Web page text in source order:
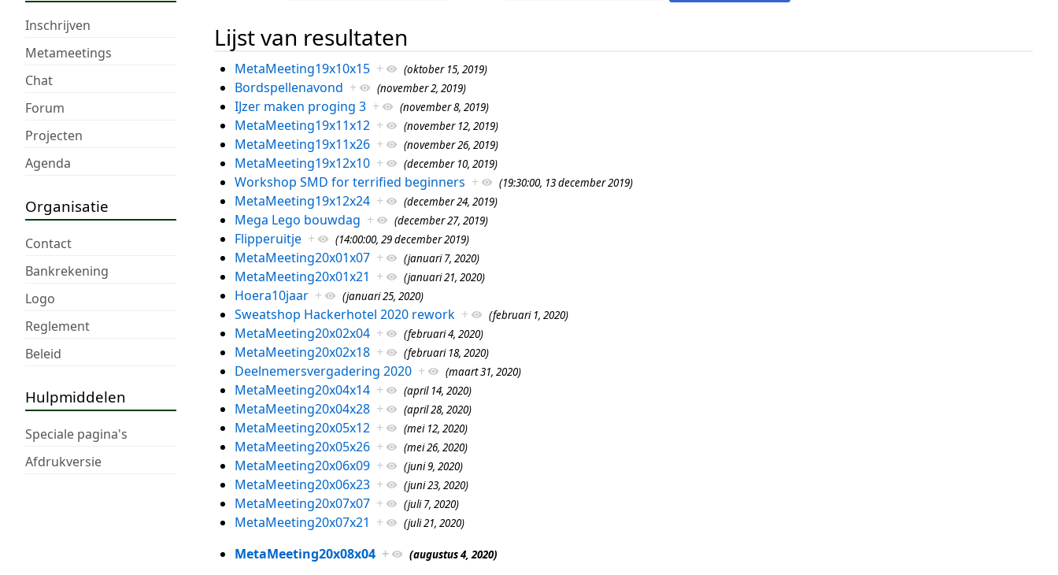
Inschrijven
Metameetings
Chat
Forum
Projecten
Agenda
Organisatie
Contact
Bankrekening
Logo
Reglement
Beleid
Hulpmiddelen
Speciale pagina's
Afdrukversie
Lijst van resultaten
MetaMeeting19x10x15 + (oktober 15, 2019)
Bordspellenavond + (november 2, 2019)
IJzer maken proging 3 + (november 8, 2019)
MetaMeeting19x11x12 + (november 12, 2019)
MetaMeeting19x11x26 + (november 26, 2019)
MetaMeeting19x12x10 + (december 10, 2019)
Workshop SMD for terrified beginners + (19:30:00, 13 december 2019)
MetaMeeting19x12x24 + (december 24, 2019)
Mega Lego bouwdag + (december 27, 2019)
Flipperuitje + (14:00:00, 29 december 2019)
MetaMeeting20x01x07 + (januari 7, 2020)
MetaMeeting20x01x21 + (januari 21, 2020)
Hoera10jaar + (januari 25, 2020)
Sweatshop Hackerhotel 2020 rework + (februari 1, 2020)
MetaMeeting20x02x04 + (februari 4, 2020)
MetaMeeting20x02x18 + (februari 18, 2020)
Deelnemersvergadering 2020 + (maart 31, 2020)
MetaMeeting20x04x14 + (april 14, 2020)
MetaMeeting20x04x28 + (april 28, 2020)
MetaMeeting20x05x12 + (mei 12, 2020)
MetaMeeting20x05x26 + (mei 26, 2020)
MetaMeeting20x06x09 + (juni 9, 2020)
MetaMeeting20x06x23 + (juni 23, 2020)
MetaMeeting20x07x07 + (juli 7, 2020)
MetaMeeting20x07x21 + (juli 21, 2020)
MetaMeeting20x08x04 + (augustus 4, 2020)